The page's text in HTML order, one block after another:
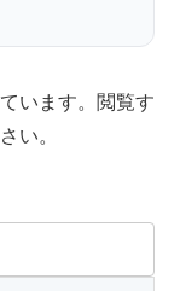
います。閲覧す
い。